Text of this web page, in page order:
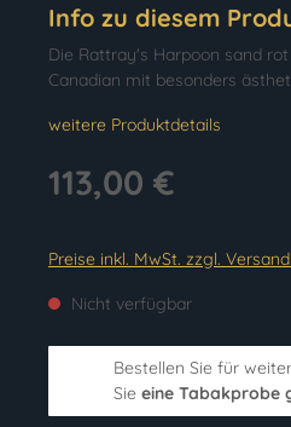
Info zu diesem
Die Rattray's Harpoon sand
Canadian mit besonders
weitere Produktdetails
113,00 €
Preise inkl. MwSt. zzgl.
Nicht verfügbar
Bestellen Sie für
Sie eine Tabakprobe